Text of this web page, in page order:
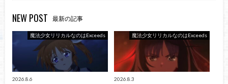
NEW POST 最新の記事
魔法少女リリカルなのはExceeds
2026.8.6
魔法少女リリカルなのはExceeds
2026.8.3